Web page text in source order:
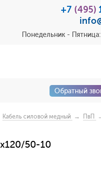
+7 (495)
Понедельник -
Обратный
Кабель силовой медный → ПвП
50-10